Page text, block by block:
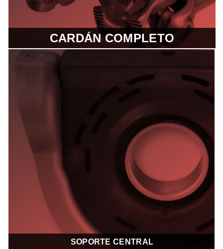
CARDÁN COMPLETO
Los Cardanes Spicer® están
minimizar el ruido y vibraciones, son
Original para vehículos livianos y
pesados.
SOPORTE CENTRAL